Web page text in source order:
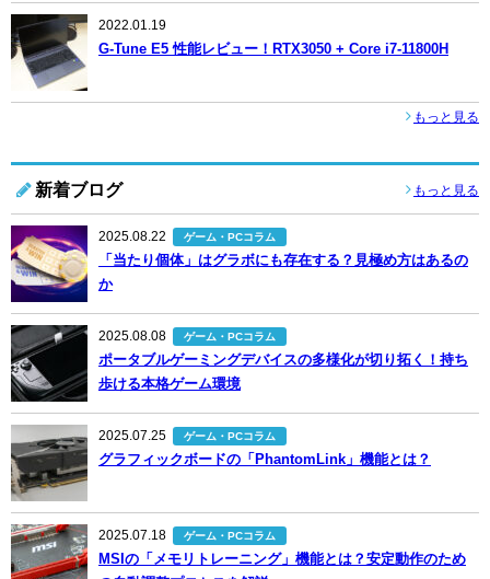
2022.01.19
G-Tune E5 性能レビュー！RTX3050 + Core i7-11800H
もっと見る
新着ブログ もっと見る
2025.08.22 ゲーム・PCコラム
「当たり個体」はグラボにも存在する？見極め方はあるの
か
2025.08.08 ゲーム・PCコラム
ポータブルゲーミングデバイスの多様化が切り拓く！持ち
歩ける本格ゲーム環境
2025.07.25 ゲーム・PCコラム
グラフィックボードの「PhantomLink」機能とは？
2025.07.18 ゲーム・PCコラム
MSIの「メモリトレーニング」機能とは？安定動作のため